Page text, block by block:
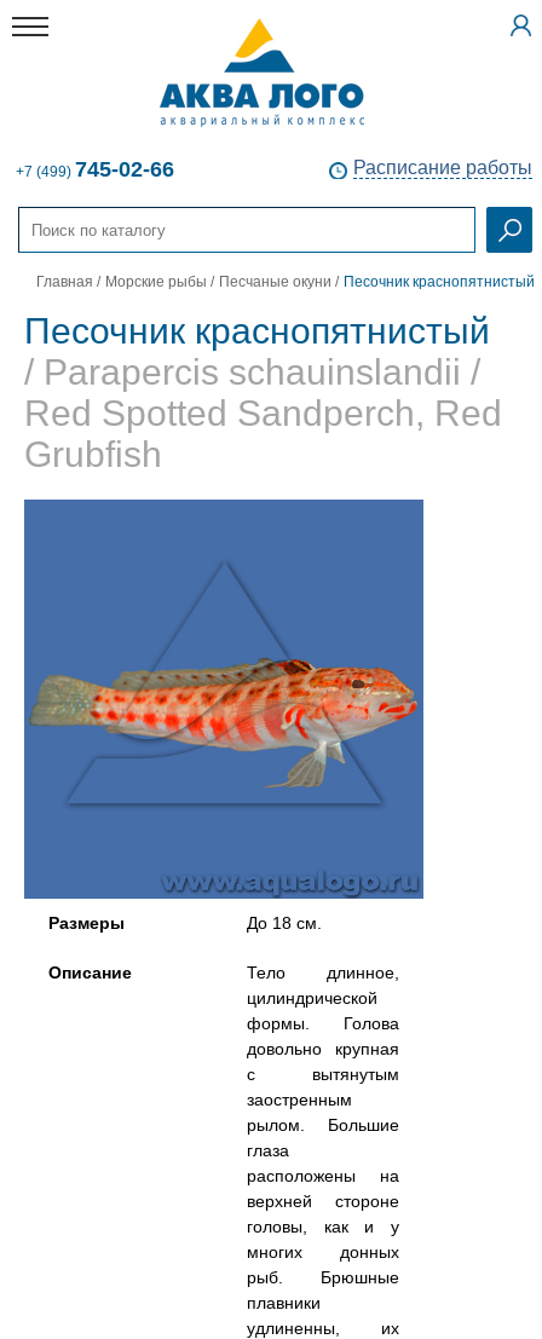
+7 (499) 745-02-66 Расписание работы
Главная / Морские рыбы / Песчаные окуни / Песочник краснопятнистый
Песочник краснопятнистый
/ Parapercis schauinslandii /
Red Spotted Sandperch, Red
Grubfish
Размеры До 18 см.
Описание
Тело длинное,
цилиндрической
формы. Голова
довольно крупная
с вытянутым
заостренным
рылом. Большие
глаза
расположены на
верхней стороне
головы, как и у
многих донных
рыб. Брюшные
плавники
удлиненны, их